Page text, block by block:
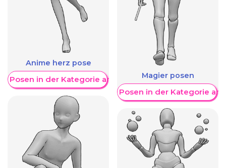
Anime herz pose
Posen in der Kategorie anzeigen Magier posen
Weitere Posen in der Kategorie